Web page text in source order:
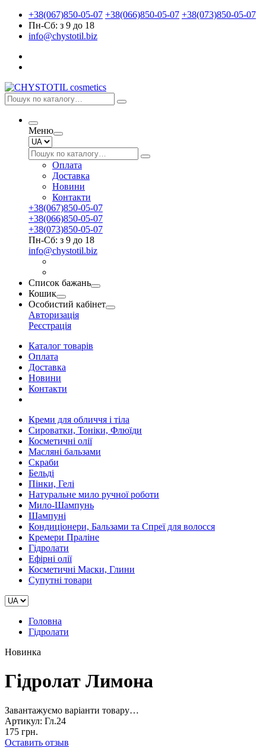
+38(067)850-05-07 +38(066)850-05-07 +38(073)850-05-07
Пн-Сб: з 9 до 18
info@chystotil.biz
Меню
Оплата
Доставка
Новини
Контакти
+38(067)850-05-07
+38(066)850-05-07
+38(073)850-05-07
Пн-Сб: з 9 до 18
info@chystotil.biz
Список бажань
Кошик
Особистий кабінет
Авторизація
Реєстрація
Каталог товарів
Оплата
Доставка
Новини
Контакти
Креми для обличчя і тіла
Сироватки, Тоніки, Флюїди
Косметичні олії
Масляні бальзами
Скраби
Бельді
Пінки, Гелі
Натуральне мило ручної роботи
Мило-Шампунь
Шампуні
Кондиціонери, Бальзами та Спреї для волосся
Кремери Праліне
Гідролати
Ефірні олії
Косметичні Маски, Глини
Супутні товари
Головна
Гідролати
Новинка
Гідролат Лимона
Завантажуємо варіанти товару…
Артикул: Гл.24
175 грн.
Оставить отзыв